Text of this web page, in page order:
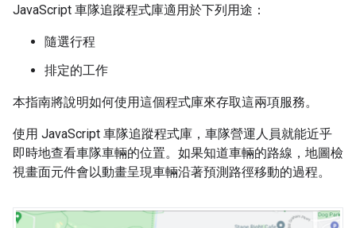
JavaScript 車隊追蹤程式庫適用於下列用途：
隨選行程
排定的工作
本指南將說明如何使用這個程式庫來存取這兩項服務。
使用 JavaScript 車隊追蹤程式庫，車隊營運人員就能近乎
即時地查看車隊車輛的位置。如果知道車輛的路線，地圖檢
視畫面元件會以動畫呈現車輛沿著預測路徑移動的過程。